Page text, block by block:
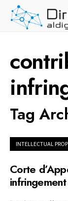
Skip
Tag
INTELLECTUAL
Corte